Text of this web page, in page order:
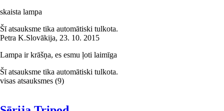
skaista lampa
Šī atsauksme tika automātiski tulkota.
Petra K.Slovākija, 23. 10. 2015
Lampa ir krāšņa, es esmu ļoti laimīga
Šī atsauksme tika automātiski tulkota.
visas atsauksmes (9)